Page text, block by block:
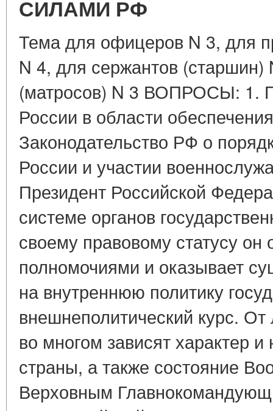
СИЛАМИ РФ
Тема для офицеров N 3, для
N 4, для сержантов (старшин)
(матросов) N 3 ВОПРОСЫ: 1.
России в области
Законодательство РФ о
России и участии
Президент Российской
системе органов
своему правовому статусу
полномочиями и оказывает
на внутреннюю политику
внешнеполитический курс.
во многом зависят характер
страны, а также состояние
Верховным